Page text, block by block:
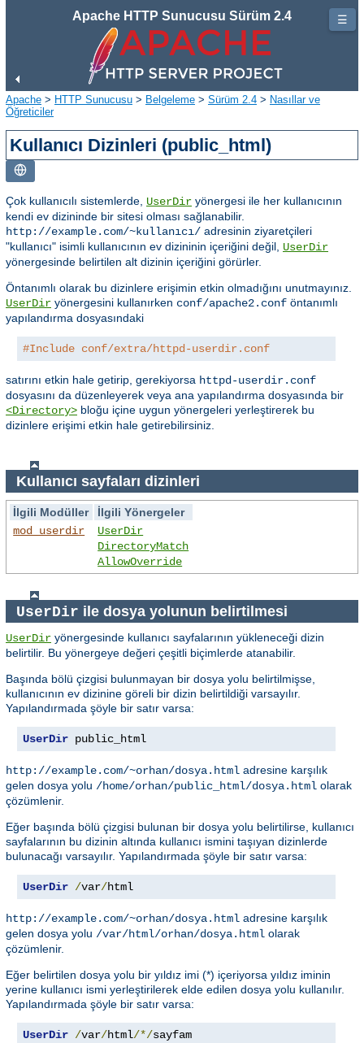
Apache HTTP Sunucusu Sürüm 2.4
Apache > HTTP Sunucusu > Belgeleme > Sürüm 2.4 > Nasıllar ve
Öğreticiler
Kullanıcı Dizinleri (public_html)
Çok kullanıcılı sistemlerde, UserDir yönergesi ile her kullanıcının
kendi ev dizininde bir sitesi olması sağlanabilir.
http://example.com/~kullanıcı/ adresinin ziyaretçileri
"kullanıcı" isimli kullanıcının ev dizininin içeriğini değil, UserDir
yönergesinde belirtilen alt dizinin içeriğini görürler.
Öntanımlı olarak bu dizinlere erişimin etkin olmadığını unutmayınız.
UserDir yönergesini kullanırken conf/apache2.conf öntanımlı
yapılandırma dosyasındaki
#Include conf/extra/httpd-userdir.conf
satırını etkin hale getirip, gerekiyorsa httpd-userdir.conf
dosyasını da düzenleyerek veya ana yapılandırma dosyasında bir
<Directory> bloğu içine uygun yönergeleri yerleştirerek bu
dizinlere erişimi etkin hale getirebilirsiniz.
Kullanıcı sayfaları dizinleri
İlgili Modüller
İlgili Yönergeler
mod_userdir
UserDir
DirectoryMatch
AllowOverride
UserDir ile dosya yolunun belirtilmesi
UserDir yönergesinde kullanıcı sayfalarının yükleneceği dizin
belirtilir. Bu yönergeye değeri çeşitli biçimlerde atanabilir.
Başında bölü çizgisi bulunmayan bir dosya yolu belirtilmişse,
kullanıcının ev dizinine göreli bir dizin belirtildiği varsayılır.
Yapılandırmada şöyle bir satır varsa:
UserDir public_html
http://example.com/~orhan/dosya.html adresine karşılık
gelen dosya yolu /home/orhan/public_html/dosya.html olarak
çözümlenir.
Eğer başında bölü çizgisi bulunan bir dosya yolu belirtilirse, kullanıcı
sayfalarının bu dizinin altında kullanıcı ismini taşıyan dizinlerde
bulunacağı varsayılır. Yapılandırmada şöyle bir satır varsa:
UserDir /var/html
http://example.com/~orhan/dosya.html adresine karşılık
gelen dosya yolu /var/html/orhan/dosya.html olarak
çözümlenir.
Eğer belirtilen dosya yolu bir yıldız imi (*) içeriyorsa yıldız iminin
yerine kullanıcı ismi yerleştirilerek elde edilen dosya yolu kullanılır.
Yapılandırmada şöyle bir satır varsa:
UserDir /var/html/*/sayfam
☰